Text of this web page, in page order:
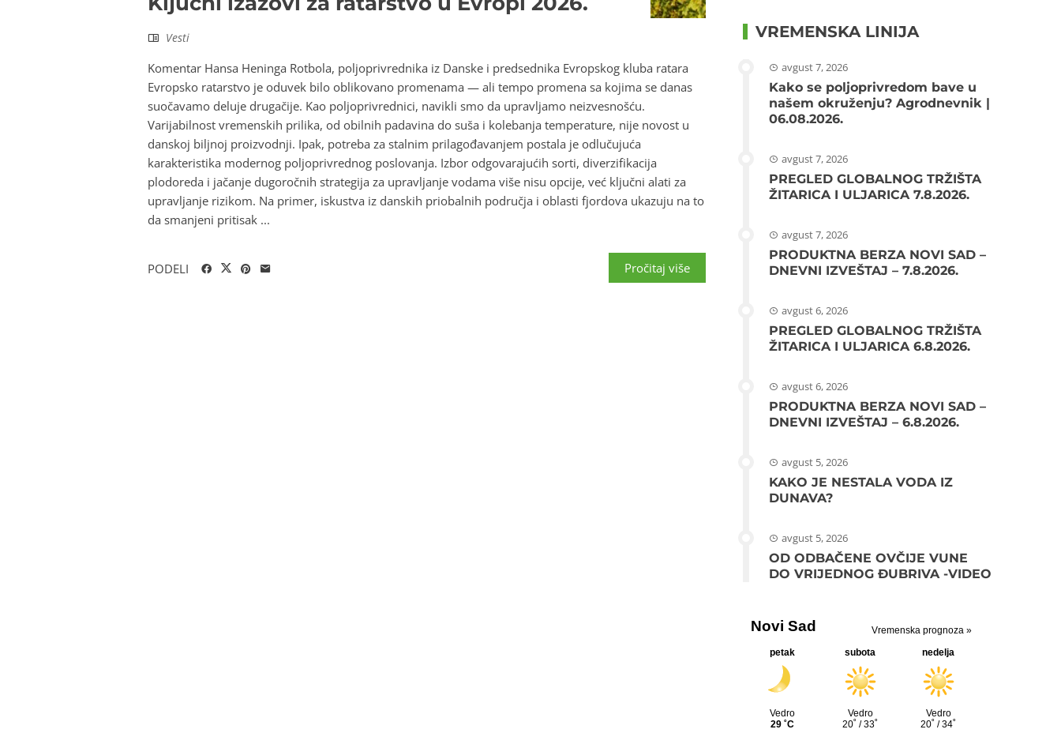
Vesti
Komentar Hansa Heninga Rotbola, poljoprivrednika iz Danske i predsednika Evropskog kluba ratara
Evropsko ratarstvo je oduvek bilo oblikovano promenama — ali tempo promena sa kojima se danas
suočavamo deluje drugačije. Kao poljoprivrednici, navikli smo da upravljamo neizvesnošću.
Varijabilnost vremenskih prilika, od obilnih padavina do suša i kolebanja temperature, nije novost u
danskoj biljnoj proizvodnji. Ipak, potreba za stalnim prilagođavanjem postala je odlučujuća
karakteristika modernog poljoprivrednog poslovanja. Izbor odgovarajućih sorti, diverzifikacija
plodoreda i jačanje dugoročnih strategija za upravljanje vodama više nisu opcije, već ključni alati za
upravljanje rizikom. Na primer, iskustva iz danskih priobalnih područja i oblasti fjordova ukazuju na to
da smanjeni pritisak ...
Pročitaj više
PODELI
VREMENSKA LINIJA
avgust 7, 2026
Kako se poljoprivredom bave u
našem okruženju? Agrodnevnik |
06.08.2026.
avgust 7, 2026
PREGLED GLOBALNOG TRŽIŠTA
ŽITARICA I ULJARICA 7.8.2026.
avgust 7, 2026
PRODUKTNA BERZA NOVI SAD –
DNEVNI IZVEŠTAJ – 7.8.2026.
avgust 6, 2026
PREGLED GLOBALNOG TRŽIŠTA
ŽITARICA I ULJARICA 6.8.2026.
avgust 6, 2026
PRODUKTNA BERZA NOVI SAD –
DNEVNI IZVEŠTAJ – 6.8.2026.
avgust 5, 2026
KAKO JE NESTALA VODA IZ
DUNAVA?
avgust 5, 2026
OD ODBAČENE OVČIJE VUNE
DO VRIJEDNOG ĐUBRIVA -VIDEO